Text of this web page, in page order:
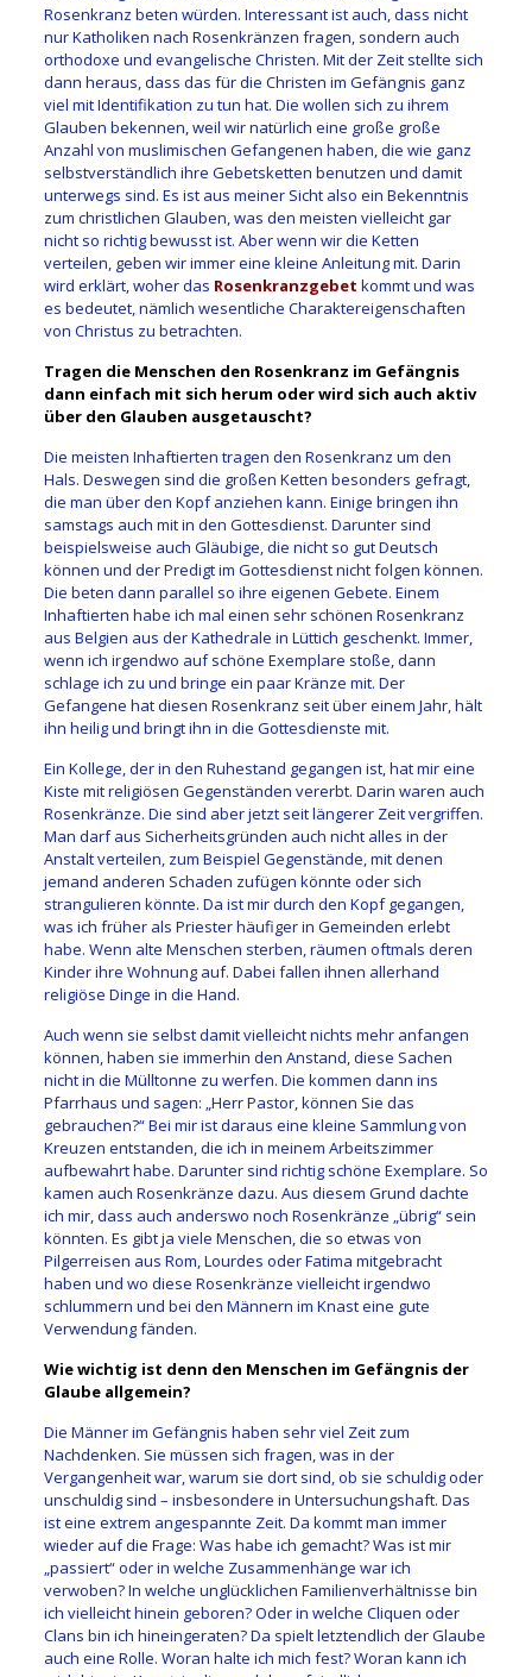
Rosenkranz beten würden. Interessant ist auch, dass nicht
nur Katholiken nach Rosenkränzen fragen, sondern auch
orthodoxe und evangelische Christen. Mit der Zeit stellte sich
dann heraus, dass das für die Christen im Gefängnis ganz
viel mit Identifikation zu tun hat. Die wollen sich zu ihrem
Glauben bekennen, weil wir natürlich eine große große
Anzahl von muslimischen Gefangenen haben, die wie ganz
selbstverständlich ihre Gebetsketten benutzen und damit
unterwegs sind. Es ist aus meiner Sicht also ein Bekenntnis
zum christlichen Glauben, was den meisten vielleicht gar
nicht so richtig bewusst ist. Aber wenn wir die Ketten
verteilen, geben wir immer eine kleine Anleitung mit. Darin
wird erklärt, woher das Rosenkranzgebet kommt und was
es bedeutet, nämlich wesentliche Charaktereigenschaften
von Christus zu betrachten.
Tragen die Menschen den Rosenkranz im Gefängnis
dann einfach mit sich herum oder wird sich auch aktiv
über den Glauben ausgetauscht?
Die meisten Inhaftierten tragen den Rosenkranz um den
Hals. Deswegen sind die großen Ketten besonders gefragt,
die man über den Kopf anziehen kann. Einige bringen ihn
samstags auch mit in den Gottesdienst. Darunter sind
beispielsweise auch Gläubige, die nicht so gut Deutsch
können und der Predigt im Gottesdienst nicht folgen können.
Die beten dann parallel so ihre eigenen Gebete. Einem
Inhaftierten habe ich mal einen sehr schönen Rosenkranz
aus Belgien aus der Kathedrale in Lüttich geschenkt. Immer,
wenn ich irgendwo auf schöne Exemplare stoße, dann
schlage ich zu und bringe ein paar Kränze mit. Der
Gefangene hat diesen Rosenkranz seit über einem Jahr, hält
ihn heilig und bringt ihn in die Gottesdienste mit.
Ein Kollege, der in den Ruhestand gegangen ist, hat mir eine
Kiste mit religiösen Gegenständen vererbt. Darin waren auch
Rosenkränze. Die sind aber jetzt seit längerer Zeit vergriffen.
Man darf aus Sicherheitsgründen auch nicht alles in der
Anstalt verteilen, zum Beispiel Gegenstände, mit denen
jemand anderen Schaden zufügen könnte oder sich
strangulieren könnte. Da ist mir durch den Kopf gegangen,
was ich früher als Priester häufiger in Gemeinden erlebt
habe. Wenn alte Menschen sterben, räumen oftmals deren
Kinder ihre Wohnung auf. Dabei fallen ihnen allerhand
religiöse Dinge in die Hand.
Auch wenn sie selbst damit vielleicht nichts mehr anfangen
können, haben sie immerhin den Anstand, diese Sachen
nicht in die Mülltonne zu werfen. Die kommen dann ins
Pfarrhaus und sagen: „Herr Pastor, können Sie das
gebrauchen?“ Bei mir ist daraus eine kleine Sammlung von
Kreuzen entstanden, die ich in meinem Arbeitszimmer
aufbewahrt habe. Darunter sind richtig schöne Exemplare. So
kamen auch Rosenkränze dazu. Aus diesem Grund dachte
ich mir, dass auch anderswo noch Rosenkränze „übrig“ sein
könnten. Es gibt ja viele Menschen, die so etwas von
Pilgerreisen aus Rom, Lourdes oder Fatima mitgebracht
haben und wo diese Rosenkränze vielleicht irgendwo
schlummern und bei den Männern im Knast eine gute
Verwendung fänden.
Wie wichtig ist denn den Menschen im Gefängnis der
Glaube allgemein?
Die Männer im Gefängnis haben sehr viel Zeit zum
Nachdenken. Sie müssen sich fragen, was in der
Vergangenheit war, warum sie dort sind, ob sie schuldig oder
unschuldig sind – insbesondere in Untersuchungshaft. Das
ist eine extrem angespannte Zeit. Da kommt man immer
wieder auf die Frage: Was habe ich gemacht? Was ist mir
„passiert“ oder in welche Zusammenhänge war ich
verwoben? In welche unglücklichen Familienverhältnisse bin
ich vielleicht hinein geboren? Oder in welche Cliquen oder
Clans bin ich hineingeraten? Da spielt letztendlich der Glaube
auch eine Rolle. Woran halte ich mich fest? Woran kann ich